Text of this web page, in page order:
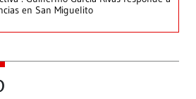
en San Miguelito